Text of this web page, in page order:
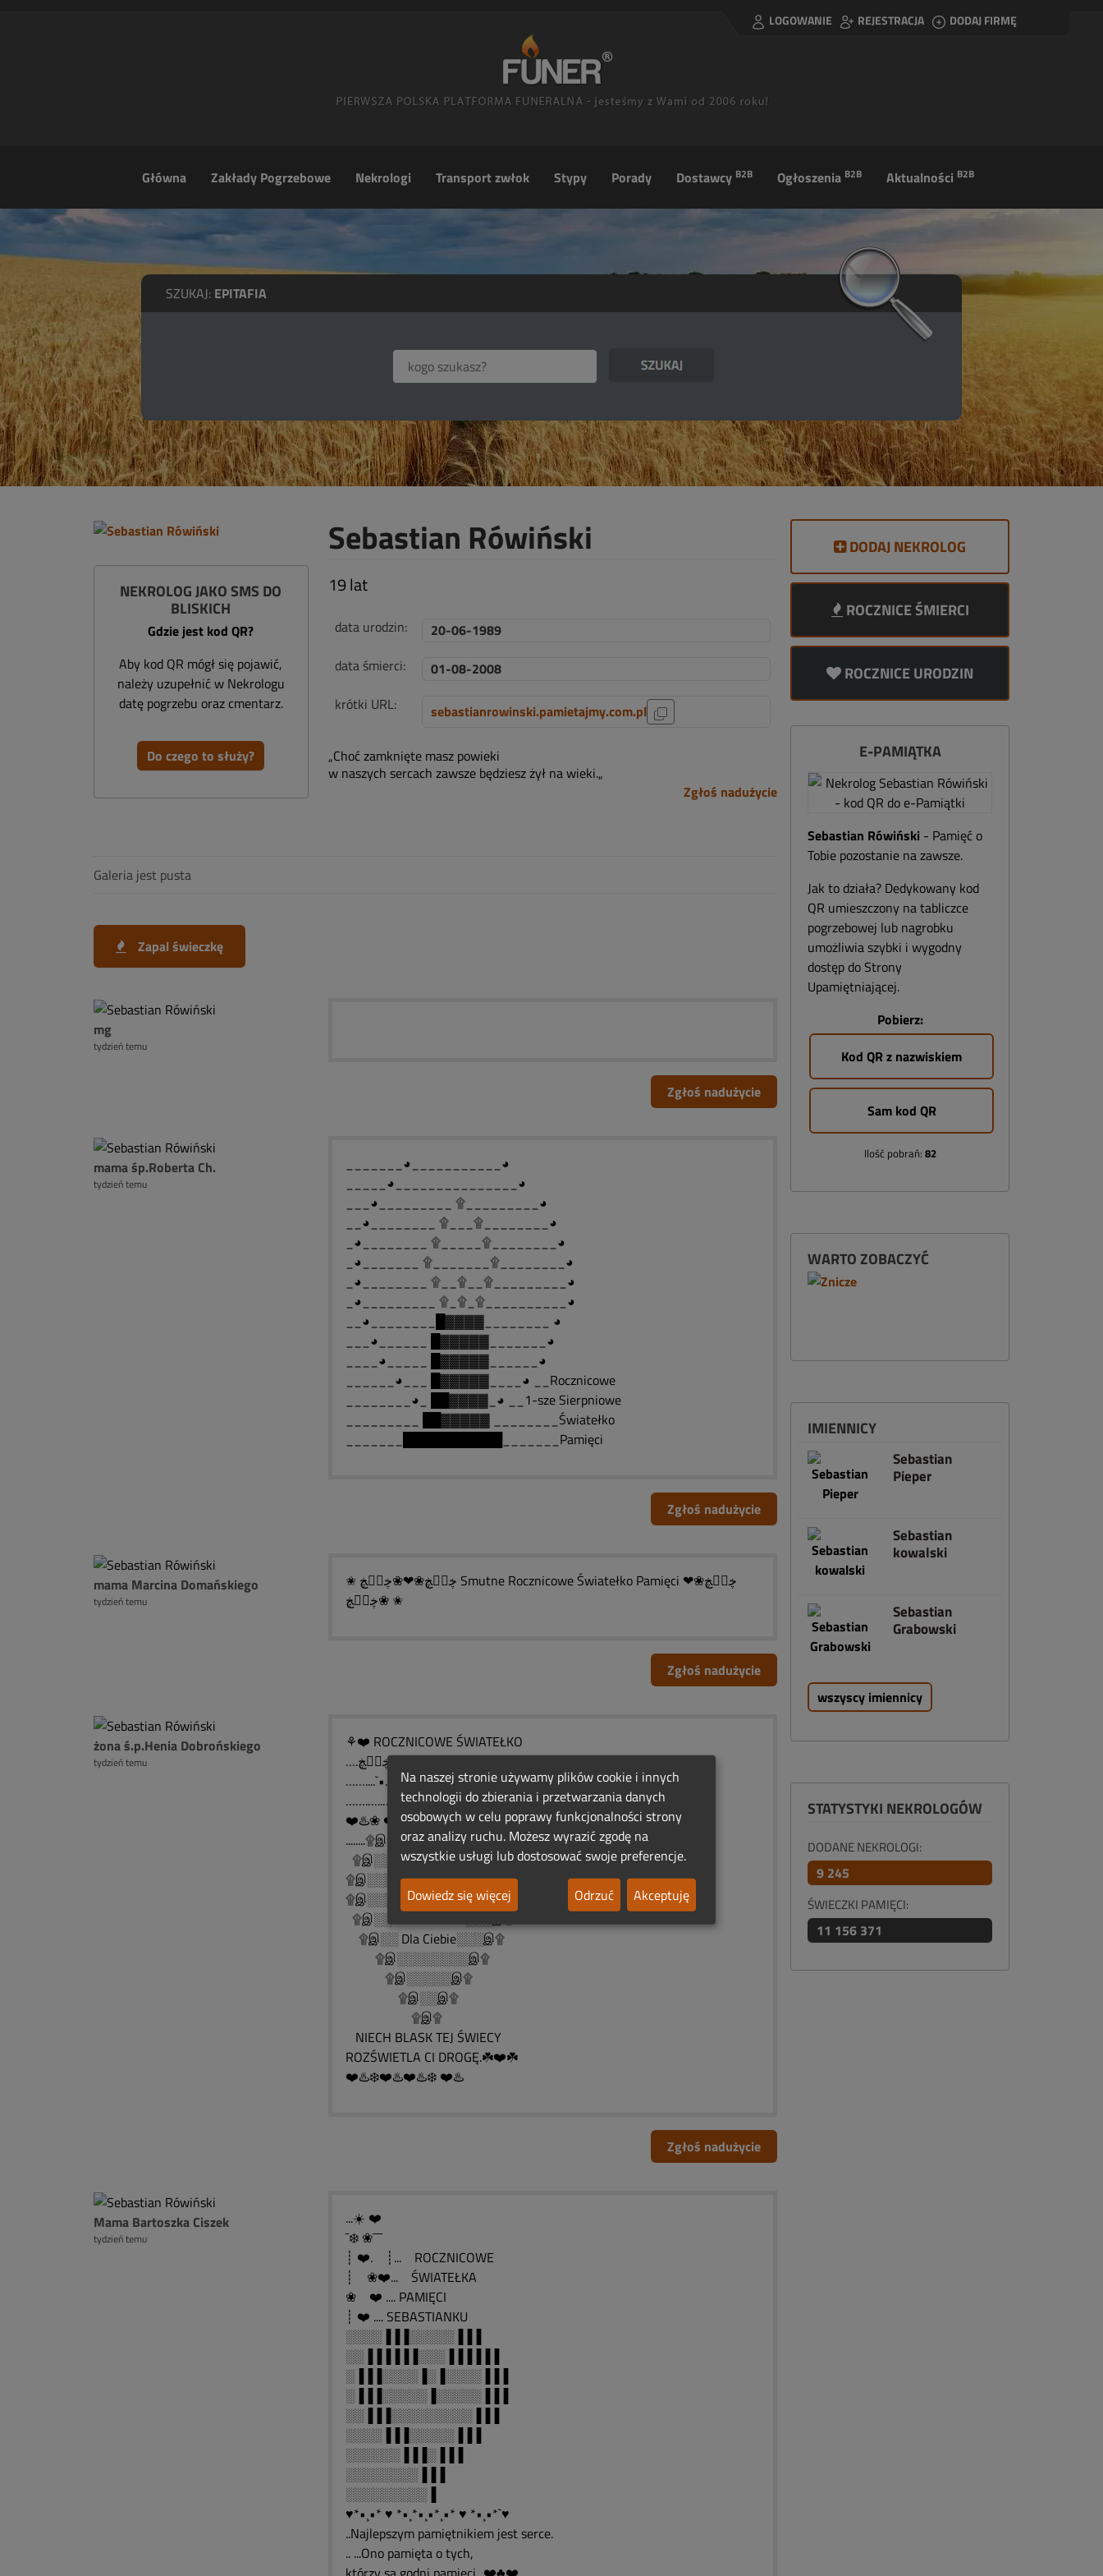
LOGOWANIE REJESTRACJA DODAJ FIRMĘ
Główna Zakłady Pogrzebowe Nekrologi Transport zwłok Stypy Porady Dostawcy B2B Ogłoszenia B2B Aktualności B2B
SZUKAJ: EPITAFIA
NEKROLOG JAKO SMS DO
BLISKICH
Gdzie jest kod QR?
Aby kod QR mógł się pojawić,
należy uzupełnić w Nekrologu
datę pogrzebu oraz cmentarz.
Do czego to służy?
Sebastian Rówiński
19 lat
data urodzin:
20-06-1989
data śmierci:
01-08-2008
krótki URL:
sebastianrowinski.pamietajmy.com.pl
„Choć zamknięte masz powieki
w naszych sercach zawsze będziesz żył na wieki.„
Zgłoś nadużycie
Galeria jest pusta
Zapal świeczkę
mg
tydzień temu
Zgłoś nadużycie
mama śp.Roberta Ch.
tydzień temu
_______◕___________◕
_____◕_______________◕
___◕_________ ۩_________◕
__◕________ ۩___۩________◕
_◕________ ۩_____۩________◕
_◕_______ ۩_______۩________◕
_◕________ ۩__۩__۩_________◕
_◕_________ ۩_۩_۩__________◕
__◕________█▓▓▓▓________ ◕
___◕______ █▓▓▓▓▓_______◕
____◕_____ █▓▓▓▓▓______◕
______◕___ █▓▓▓▓▓____◕ __Rocznicowe
________◕_ ██▓▓▓▓_◕ __1-sze Sierpniowe
_________ ██▓▓▓▓▓ ________Światełko
_______███████████_______Pamięci
Zgłoś nadużycie
mama Marcina Domańskiego
tydzień temu
✬ ڿڰۣڿ❀❤❀ڿڰۣڿ Smutne Rocznicowe Światełko Pamięci ڿڰۣڿ❀❤
❀ڿڰۣڿ ✬
Zgłoś nadużycie
żona ś.p.Henia Dobrońskiego
tydzień temu
⚘❤️ ROCZNICOWE ŚWIATEŁKO
….ڿڰۣڿ(¨` •❤️•´¨)ڿڰۣڿPAMIĘCI
……....`•.¸⚘¸.•´ (¨`•❤️•´¨)….ڿڰۣڿ
…….…..…....ڿڰۣڿ•.¸⚘¸.•´
❤️♨️❀ ❤️♨️❤️♨️❀ ❤️♨️
........۩இ۩இ۩ ۩இ۩இ۩
۩இ░░░░۩இஇ۩░░░░இ۩
۩இ░░░░░░░ ۩ ░░░░░░இ۩
۩இ░░░ Rocznicowe...░░░இ۩
۩இ░░ Serduszko.... ░░░இ۩
۩இ░░ Dla Ciebie░░░இ۩
۩இ░░░░░░░░இ۩
۩இ░░░░░இ۩
۩இ░░இ۩
۩இ۩
NIECH BLASK TEJ ŚWIECY
ROZŚWIETLA CI DROGĘ.☘️❤️☘️
❤️♨️❄️❤️♨️❤️♨️❄️ ❤️♨️
Zgłoś nadużycie
Mama Bartoszka Ciszek
tydzień temu
...☀️ ❤️
¯❄️ ❀¯¯¯
┊ ❤️. ┊... ROCZNICOWE
┊ ❀❤️... ŚWIATEŁKA
❀ ❤️ .... PAMIĘCI
┊ ❤️ .... SEBASTIANKU
░░░░▐▐▐░░░░░▐▐▐
░░▐▐▐▐▐▐░░░▐▐▐▐▐▐
░▐▐▐░░░░▐░▐░░░░▐▐▐
░▐▐▐░░░░░▐░░░░░▐▐▐
░░▐▐▐░░░░░░░░░▐▐▐
░░░░▐▐▐░░░░░▐▐▐
░░░░░░▐▐▐░▐▐▐
░░░░░░░░▐▐▐
░░░░░░░░░▐
♥*•¸•* ♥ *•¸*•¸•*¸•* ♥ *•¸•*`♥
..Najlepszym pamiętnikiem jest serce.
.. ...Ono pamięta o tych,
DODAJ NEKROLOG
ROCZNICE ŚMIERCI
ROCZNICE URODZIN
E-PAMIĄTKA
Sebastian Rówiński - Pamięć o
Tobie pozostanie na zawsze.
Jak to działa? Dedykowany kod
QR umieszczony na tabliczce
pogrzebowej lub nagrobku
umożliwia szybki i wygodny
dostęp do Strony
Upamiętniającej.
Pobierz:
Kod QR z nazwiskiem
Sam kod QR
Ilość pobrań: 82
WARTO ZOBACZYĆ
IMIENNICY
Sebastian
Pieper
Sebastian
kowalski
Sebastian
Grabowski
wszyscy imiennicy
STATYSTYKI NEKROLOGÓW
DODANE NEKROLOGI:
9 245
ŚWIECZKI PAMIĘCI:
11 156 371
Na naszej stronie używamy plików cookie i innych
technologii do zbierania i przetwarzania danych
osobowych w celu poprawy funkcjonalności strony
oraz analizy ruchu. Możesz wyrazić zgodę na
wszystkie usługi lub dostosować swoje preferencje.
Dowiedz się więcej
Odrzuć Akceptuję